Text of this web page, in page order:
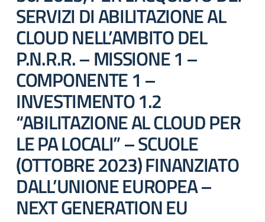
SERVIZI DI ABILITAZIONE AL
CLOUD NELL’AMBITO DEL
P.N.R.R. – MISSIONE 1 –
COMPONENTE 1 –
INVESTIMENTO 1.2
“ABILITAZIONE AL CLOUD PER
LE PA LOCALI” – SCUOLE
(OTTOBRE 2023) FINANZIATO
DALL’UNIONE EUROPEA –
NEXT GENERATION EU